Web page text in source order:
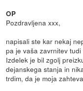
OP
Pozdravljena xxx,
napisali ste kar nekaj
pa je vaša zavrnitev
Izdelek je bil zgolj
dejanskega stanja in
trdim, da je moja